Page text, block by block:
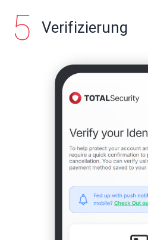
Verifizierung